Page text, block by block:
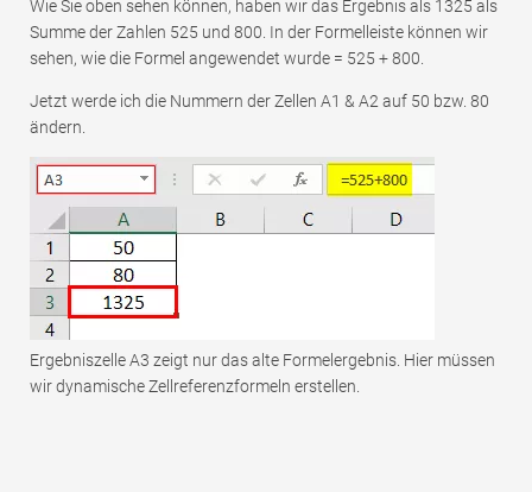
Wie Sie oben sehen können, haben wir das Ergebnis als 1325 als
Summe der Zahlen 525 und 800. In der Formelleiste können wir
sehen, wie die Formel angewendet wurde = 525 + 800.
Jetzt werde ich die Nummern der Zellen A1 & A2 auf 50 bzw. 80
ändern.
Ergebniszelle A3 zeigt nur das alte Formelergebnis. Hier müssen
wir dynamische Zellreferenzformeln erstellen.